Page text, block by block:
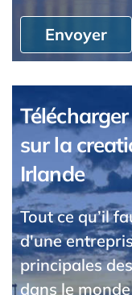
Envoyer
sur la
Irlande
Tout ce qu’il
d'une
principales
dans le monde